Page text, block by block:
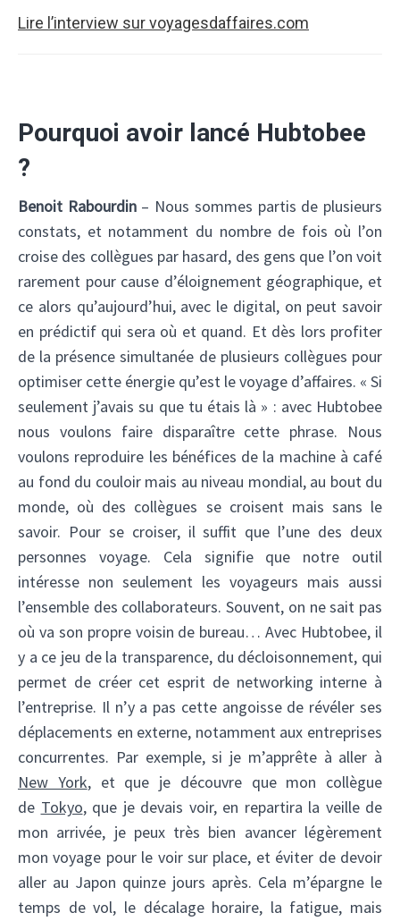
Lire l’interview sur voyagesdaffaires.com
Pourquoi avoir lancé Hubtobee
?
Benoit Rabourdin– Nous sommes partis de plusieurs
constats, et notamment du nombre de fois où l’on
croise des collègues par hasard, des gens que l’on voit
rarement pour cause d’éloignement géographique, et
ce alors qu’aujourd’hui, avec le digital, on peut savoir
en prédictif qui sera où et quand. Et dès lors profiter
de la présence simultanée de plusieurs collègues pour
optimiser cette énergie qu’est le voyage d’affaires. « Si
seulement j’avais su que tu étais là » : avec Hubtobee
nous voulons faire disparaître cette phrase. Nous
voulons reproduire les bénéfices de la machine à café
au fond du couloir mais au niveau mondial, au bout du
monde, où des collègues se croisent mais sans le
savoir. Pour se croiser, il suffit que l’une des deux
personnes voyage. Cela signifie que notre outil
intéresse non seulement les voyageurs mais aussi
l’ensemble des collaborateurs. Souvent, on ne sait pas
où va son propre voisin de bureau… Avec Hubtobee, il
y a ce jeu de la transparence, du décloisonnement, qui
permet de créer cet esprit de networking interne à
l’entreprise. Il n’y a pas cette angoisse de révéler ses
déplacements en externe, notamment aux entreprises
concurrentes. Par exemple, si je m’apprête à aller à
New York, et que je découvre que mon collègue
de Tokyo, que je devais voir, en repartira la veille de
mon arrivée, je peux très bien avancer légèrement
mon voyage pour le voir sur place, et éviter de devoir
aller au Japon quinze jours après. Cela m’épargne le
temps de vol, le décalage horaire, la fatigue, mais